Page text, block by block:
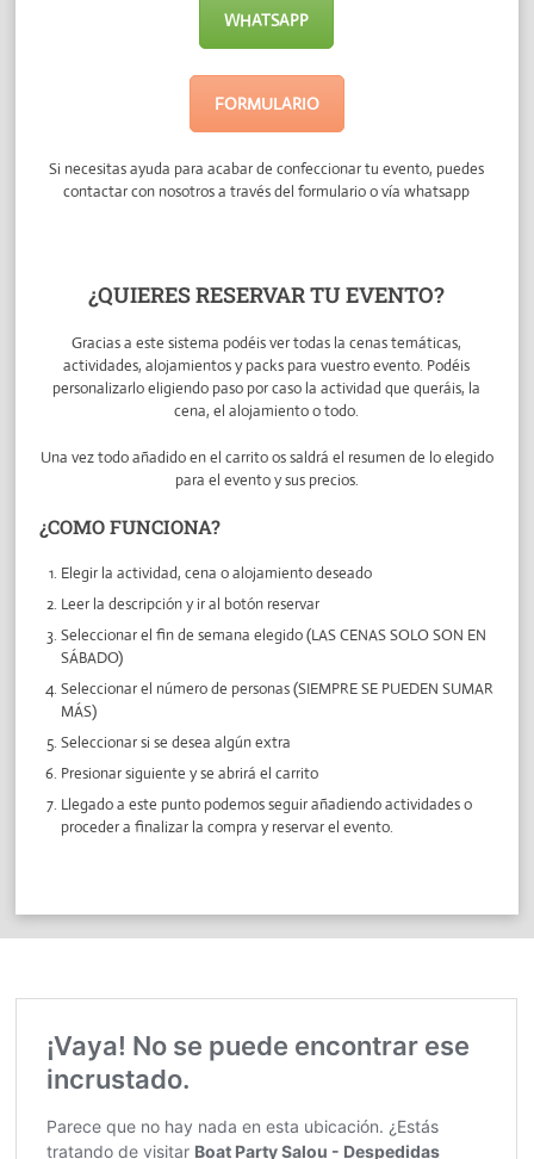
WHATSAPP
FORMULARIO
Si necesitas ayuda para acabar de confeccionar tu evento, puedes
contactar con nosotros a través del formulario o vía whatsapp
¿QUIERES RESERVAR TU EVENTO?
Gracias a este sistema podéis ver todas la cenas temáticas,
actividades, alojamientos y packs para vuestro evento. Podéis
personalizarlo eligiendo paso por caso la actividad que queráis, la
cena, el alojamiento o todo.
Una vez todo añadido en el carrito os saldrá el resumen de lo elegido
para el evento y sus precios.
¿COMO FUNCIONA?
Elegir la actividad, cena o alojamiento deseado
Leer la descripción y ir al botón reservar
Seleccionar el fin de semana elegido (LAS CENAS SOLO SON EN
SÁBADO)
Seleccionar el número de personas (SIEMPRE SE PUEDEN SUMAR
MÁS)
Seleccionar si se desea algún extra
Presionar siguiente y se abrirá el carrito
Llegado a este punto podemos seguir añadiendo actividades o
proceder a finalizar la compra y reservar el evento.